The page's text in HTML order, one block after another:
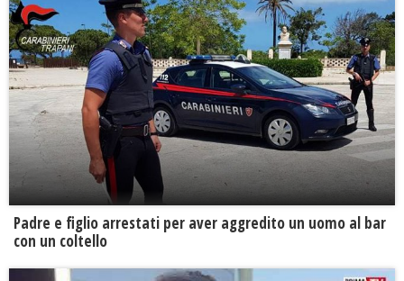
Padre e figlio arrestati per aver aggredito un uomo al bar
con un coltello